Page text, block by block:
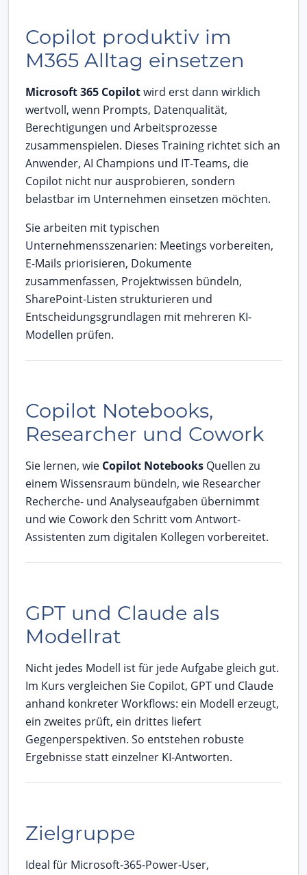
Copilot produktiv im
M365 Alltag einsetzen
Microsoft 365 Copilotwird erst dann wirklich
wertvoll, wenn Prompts, Datenqualität,
Berechtigungen und Arbeitsprozesse
zusammenspielen. Dieses Training richtet sich an
Anwender, AI Champions und IT-Teams, die
Copilot nicht nur ausprobieren, sondern
belastbar im Unternehmen einsetzen möchten.
Sie arbeiten mit typischen
Unternehmensszenarien: Meetings vorbereiten,
E-Mails priorisieren, Dokumente
zusammenfassen, Projektwissen bündeln,
SharePoint-Listen strukturieren und
Entscheidungsgrundlagen mit mehreren KI-
Modellen prüfen.
Copilot Notebooks,
Researcher und Cowork
Sie lernen, wie Copilot Notebooks Quellen zu
einem Wissensraum bündeln, wie Researcher
Recherche- und Analyseaufgaben übernimmt
und wie Cowork den Schritt vom Antwort-
Assistenten zum digitalen Kollegen vorbereitet.
GPT und Claude als
Modellrat
Nicht jedes Modell ist für jede Aufgabe gleich gut.
Im Kurs vergleichen Sie Copilot, GPT und Claude
anhand konkreter Workflows: ein Modell erzeugt,
ein zweites prüft, ein drittes liefert
Gegenperspektiven. So entstehen robuste
Ergebnisse statt einzelner KI-Antworten.
Zielgruppe
Ideal für Microsoft-365-Power-User,